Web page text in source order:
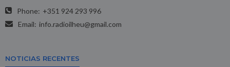
Phone: +351 924 293 996
Email: info.radioilheu@gmail.com
NOTICIAS RECENTES